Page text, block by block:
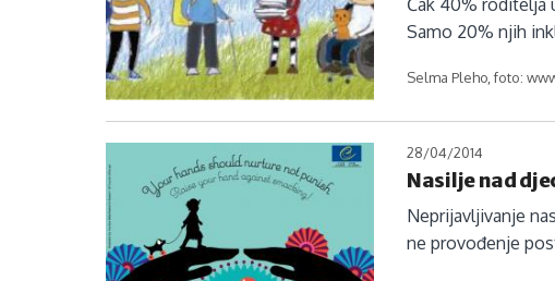
Čak 40% roditelja
Samo 20% njih
Selma Pleho, foto:
28/04/2014
Nasilje nad
Neprijavljivanje
ne provođenje